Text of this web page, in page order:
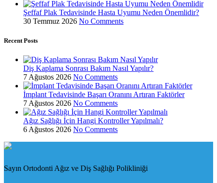
Şeffaf Plak Tedavisinde Hasta Uyumu Neden Önemlidir?
30 Temmuz 2026 No Comments
Recent Posts
Diş Kaplama Sonrası Bakım Nasıl Yapılır?
7 Ağustos 2026 No Comments
İmplant Tedavisinde Başarı Oranını Artıran Faktörler
7 Ağustos 2026 No Comments
Ağız Sağlığı İçin Hangi Kontroller Yapılmalı?
6 Ağustos 2026 No Comments
Sayın Ortodonti Ağız ve Diş Sağlığı Polikliniği